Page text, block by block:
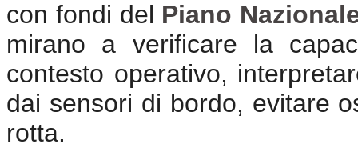
con fondi del Piano
mirano a verificare la
contesto operativo,
dai sensori di bordo, evitare
rotta.